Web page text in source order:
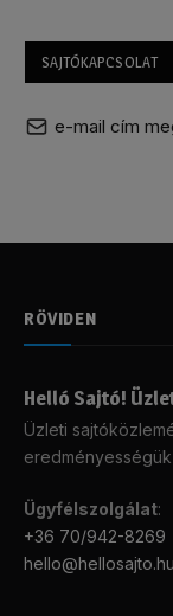
SAJTÓKAPCSOLAT
e-mail cím
RÖVIDEN
Helló Sajtó!
Üzleti
Ügyfélszolgálat:
+36 70/942-8269
hello@hellosajto.hu